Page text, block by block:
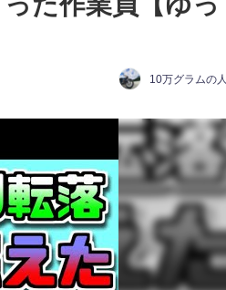
10万グラムの人